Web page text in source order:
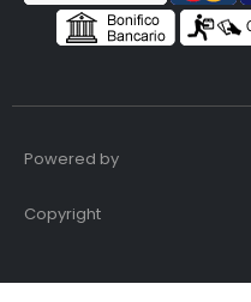
Powered by
Copyright